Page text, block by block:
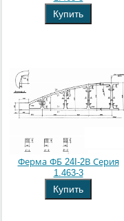
Купить
Ферма ФБ 24I-2В Серия
1.463-3
Купить